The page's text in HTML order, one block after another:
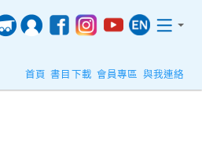
首頁 書目下載 會員專區 與我連絡